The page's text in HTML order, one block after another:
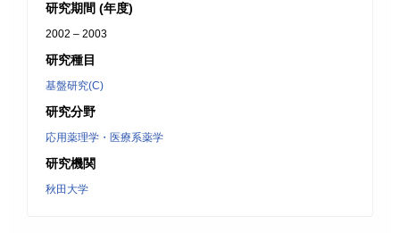
研究期間 (年度)
2002 – 2003
研究種目
基盤研究(C)
研究分野
応用薬理学・医療系薬学
研究機関
秋田大学